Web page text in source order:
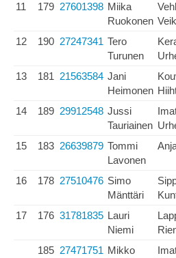
11 179 27601398 Miika
Ruokonen
12 190 27247341 Tero
Turunen
13 181 21563584 Jani
Heimonen
14 189 29912548 Jussi
Tauriainen
15 183 26639879 Tommi
Lavonen
16 178 27510476 Simo
Mänttäri
17 176 31781835 Lauri
Niemi
185 27471751 Mikko